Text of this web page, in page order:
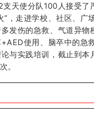
天使分队100人接受了
”，走进学校、社区、广
发伤的急救、气道异物
使用、脑卒中的急
与实践培训，截止到本
。